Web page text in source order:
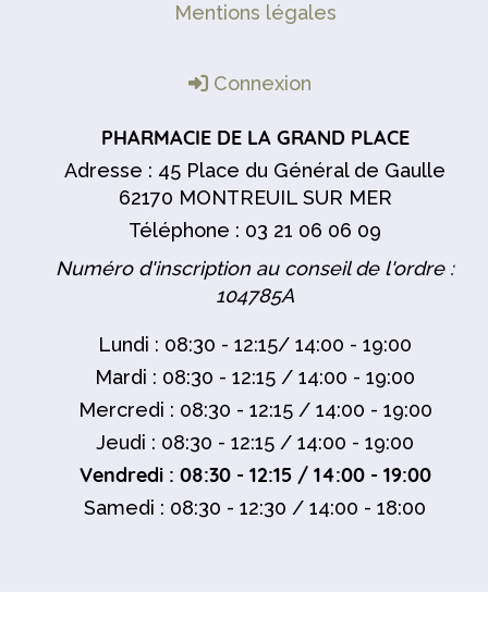
Mentions légales
Connexion
PHARMACIE DE LA GRAND PLACE
Adresse : 45 Place du Général de Gaulle
62170 MONTREUIL SUR MER
Téléphone : 03 21 06 06 09
Numéro d'inscription au conseil de l'ordre :
104785A
Lundi : 08:30 - 12:15/ 14:00 - 19:00
Mardi : 08:30 - 12:15 / 14:00 - 19:00
Mercredi : 08:30 - 12:15 / 14:00 - 19:00
Jeudi : 08:30 - 12:15 / 14:00 - 19:00
Vendredi : 08:30 - 12:15 / 14:00 - 19:00
Samedi : 08:30 - 12:30 / 14:00 - 18:00